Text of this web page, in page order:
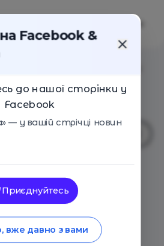
Facebook &
до нашої сторінки у
Facebook
— у вашій стрічці новин
Приєднуйтесь
вже давно з вами